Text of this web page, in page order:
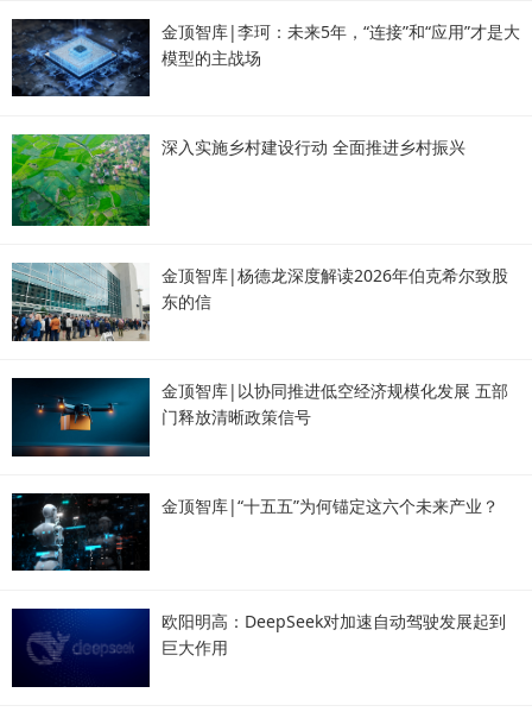
金顶智库|李珂：未来5年，“连接”和“应用”才是大
模型的主战场
深入实施乡村建设行动 全面推进乡村振兴
金顶智库|杨德龙深度解读2026年伯克希尔致股
东的信
金顶智库|以协同推进低空经济规模化发展 五部
门释放清晰政策信号
金顶智库|“十五五”为何锚定这六个未来产业？
欧阳明高：DeepSeek对加速自动驾驶发展起到
巨大作用